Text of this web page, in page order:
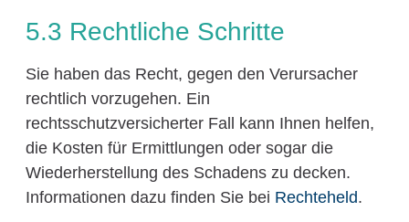
5.3 Rechtliche Schritte
Sie haben das Recht, gegen den Verursacher
rechtlich vorzugehen. Ein
rechtsschutzversicherter Fall kann Ihnen helfen,
die Kosten für Ermittlungen oder sogar die
Wiederherstellung des Schadens zu decken.
Informationen dazu finden Sie bei Rechteheld.